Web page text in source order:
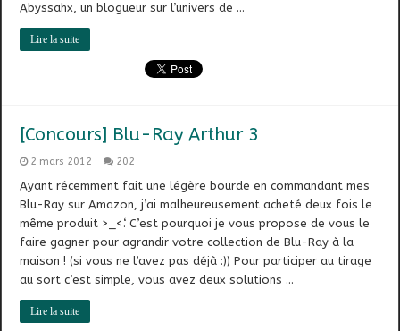
Abyssahx, un blogueur sur l’univers de …
Lire la suite
[Concours] Blu-Ray Arthur 3
2 mars 2012 202
Ayant récemment fait une légère bourde en commandant mes
Blu-Ray sur Amazon, j’ai malheureusement acheté deux fois le
même produit >_<‘. C’est pourquoi je vous propose de vous le
faire gagner pour agrandir votre collection de Blu-Ray à la
maison ! (si vous ne l’avez pas déjà :)) Pour participer au tirage
au sort c’est simple, vous avez deux solutions …
Lire la suite